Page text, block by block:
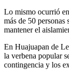
Lo mismo ocurrió
más de 50 personas
mantener el
En Huajuapan de
la verbena popular
contingencia y los